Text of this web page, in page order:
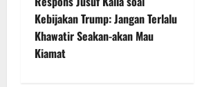
t
n
a
Kebijakan Trump: Jangan Terlalu
Khawatir Seakan-akan Mau
Kiamat